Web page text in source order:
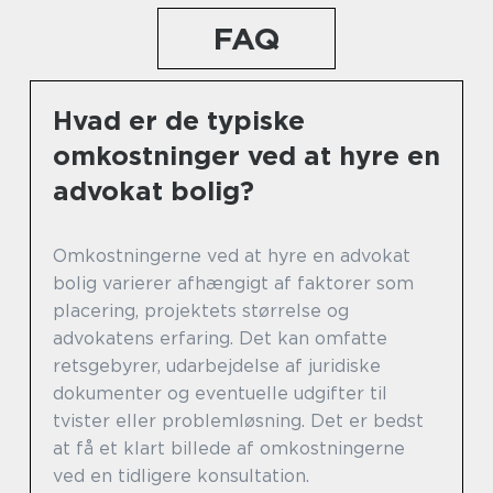
FAQ
Hvad er de typiske
omkostninger ved at hyre en
advokat bolig?
Omkostningerne ved at hyre en advokat
bolig varierer afhængigt af faktorer som
placering, projektets størrelse og
advokatens erfaring. Det kan omfatte
retsgebyrer, udarbejdelse af juridiske
dokumenter og eventuelle udgifter til
tvister eller problemløsning. Det er bedst
at få et klart billede af omkostningerne
ved en tidligere konsultation.